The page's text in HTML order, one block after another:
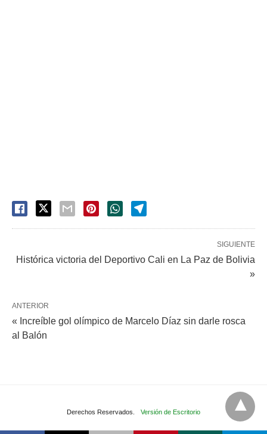
SIGUIENTE
Histórica victoria del Deportivo Cali en La Paz de Bolivia
»
ANTERIOR
« Increíble gol olímpico de Marcelo Díaz sin darle rosca
al Balón
Derechos Reservados. Versión de Escritorio